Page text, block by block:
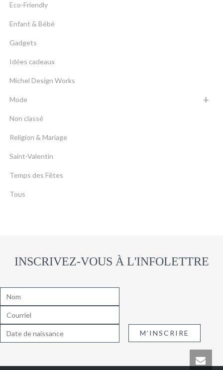
Eco-Friendly
Enfant & Bébé
Gadgets
Idées cadeaux
Michel Design Works
Mode
Non classé
Religion & Mariage
Saint-Valentin
Temps des Fêtes
Tous
INSCRIVEZ-VOUS À L'INFOLETTRE